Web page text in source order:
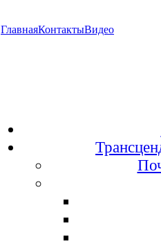
ГлавнаяКонтактыВидео